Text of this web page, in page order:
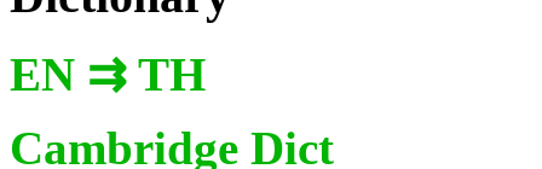
EN ⇉ TH
Cambridge Dict